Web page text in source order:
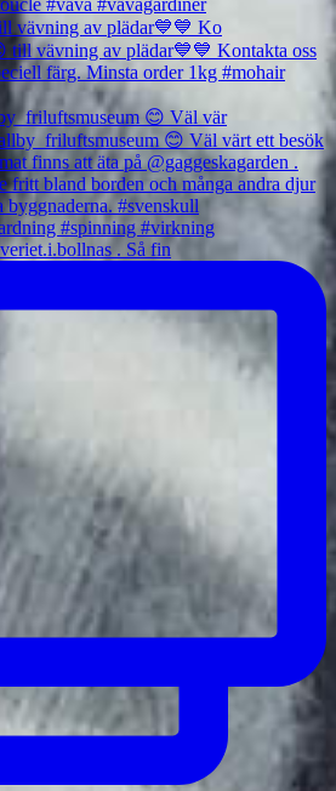
vävning av plädar💙💙 Ko
😊 Väl vär
. Så fin